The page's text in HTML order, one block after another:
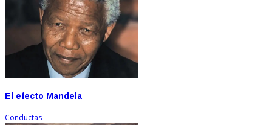
El efecto Mandela
Conductas